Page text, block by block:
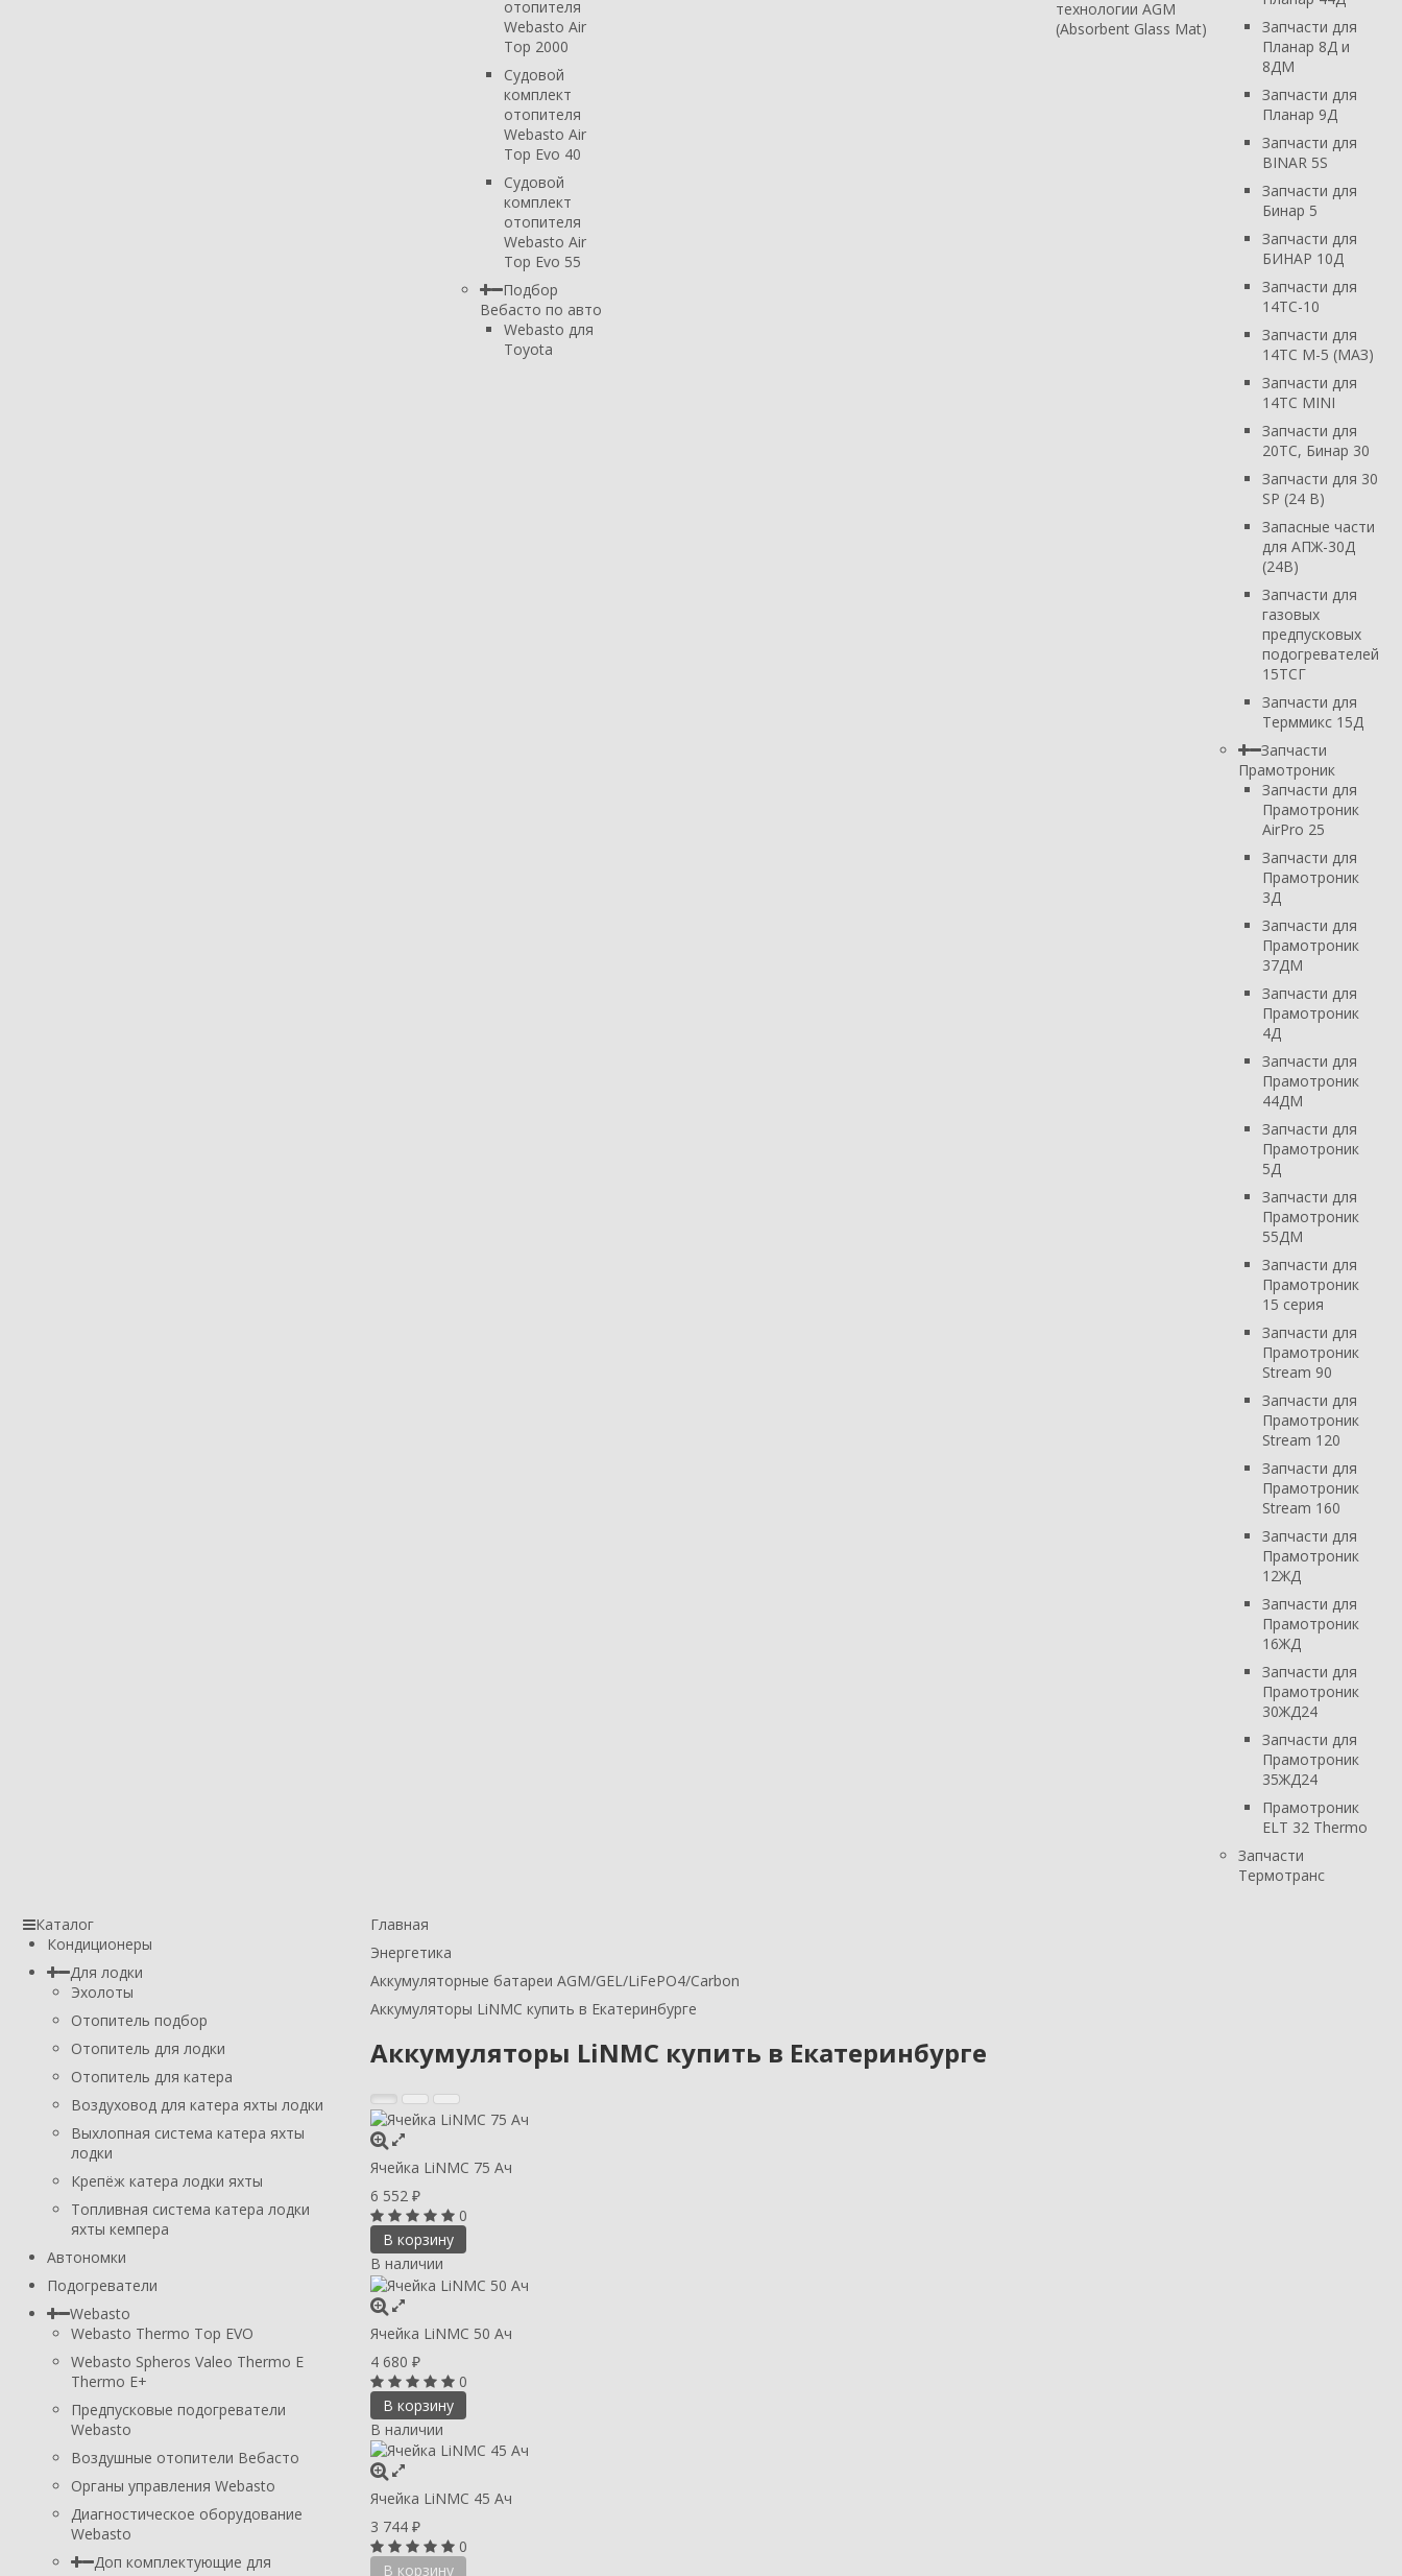
отопителя
Webasto Air
Top 2000
Судовой
комплект
отопителя
Webasto Air
Top Evo 40
Судовой
комплект
отопителя
Webasto Air
Top Evo 55
Подбор
Вебасто по авто
Webasto для
Toyota
технологии AGM
(Absorbent Glass Mat)
Запчасти для
Планар 8Д и
8ДМ
Запчасти для
Планар 9Д
Запчасти для
BINAR 5S
Запчасти для
Бинар 5
Запчасти для
БИНАР 10Д
Запчасти для
14ТС-10
Запчасти для
14ТС М-5 (МАЗ)
Запчасти для
14ТС MINI
Запчасти для
20ТС, Бинар 30
Запчасти для 30
SP (24 В)
Запасные части
для АПЖ-30Д
(24В)
Запчасти для
газовых
предпусковых
подогревателей
15ТСГ
Запчасти для
Терммикс 15Д
Запчасти
Прамотроник
Запчасти для
Прамотроник
AirPro 25
Запчасти для
Прамотроник
3Д
Запчасти для
Прамотроник
37ДМ
Запчасти для
Прамотроник
4Д
Запчасти для
Прамотроник
44ДМ
Запчасти для
Прамотроник
5Д
Запчасти для
Прамотроник
55ДМ
Запчасти для
Прамотроник
15 серия
Запчасти для
Прамотроник
Stream 90
Запчасти для
Прамотроник
Stream 120
Запчасти для
Прамотроник
Stream 160
Запчасти для
Прамотроник
12ЖД
Запчасти для
Прамотроник
16ЖД
Запчасти для
Прамотроник
30ЖД24
Запчасти для
Прамотроник
35ЖД24
Прамотроник
ELT 32 Thermo
Запчасти
Термотранс
Главная
Энергетика
Аккумуляторные батареи AGM/GEL/LiFePO4/Carbon
Аккумуляторы LiNMC купить в Екатеринбурге
Аккумуляторы LiNMC купить в Екатеринбурге
Ячейка LiNMC 75 Ач
6 552 ₽
0
В корзину
В наличии
Ячейка LiNMC 50 Ач
4 680 ₽
0
В корзину
В наличии
Ячейка LiNMC 45 Ач
3 744 ₽
0
В корзину
Каталог
Кондиционеры
Для лодки
Эхолоты
Отопитель подбор
Отопитель для лодки
Отопитель для катера
Воздуховод для катера яхты лодки
Выхлопная система катера яхты
лодки
Крепёж катера лодки яхты
Топливная система катера лодки
яхты кемпера
Автономки
Подогреватели
Webasto
Webasto Thermo Top EVO
Webasto Spheros Valeo Thermo E
Thermo E+
Предпусковые подогреватели
Webasto
Воздушные отопители Вебасто
Органы управления Webasto
Диагностическое оборудование
Webasto
Доп комплектующие для